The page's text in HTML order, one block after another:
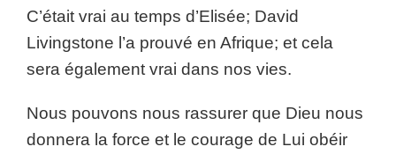
C’était vrai au temps d’Elisée; David
Livingstone l’a prouvé en Afrique; et cela
sera également vrai dans nos vies.
Nous pouvons nous rassurer que Dieu nous
donnera la force et le courage de Lui obéir